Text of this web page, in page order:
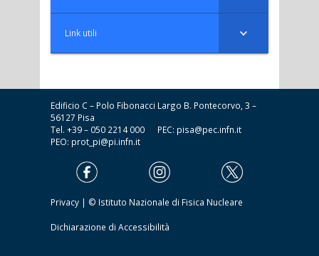
Link utili
Edificio C – Polo Fibonacci Largo B. Pontecorvo, 3 –
56127 Pisa
Tel. +39 – 050 2214 000 PEC: pisa@pec.infn.it
PEO: prot_pi@pi.infn.it
Privacy | © Istituto Nazionale di Fisica Nucleare
Dichiarazione di Accessibilità